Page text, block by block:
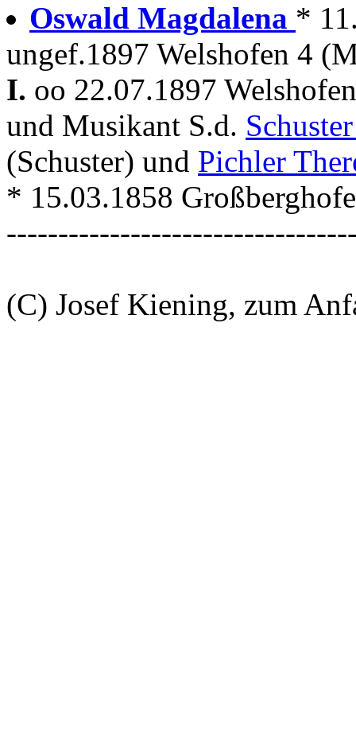
Oswald Magdalena *
ungef.1897 Welshofen 4
I. oo 22.07.1897
und Musikant S.d.
(Schuster) und Pichler
* 15.03.1858
(C) Josef Kiening, zum